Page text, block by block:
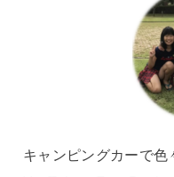
キャンピングカーで色